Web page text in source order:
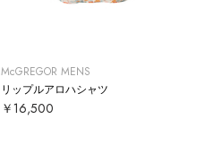
McGREGOR MENS
リップルアロハシャツ
￥16,500